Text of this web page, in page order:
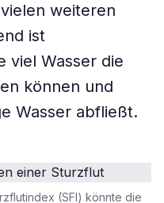
weiteren
ist
viel Wasser die
können und
Wasser abfließt.
(SFI) könnte die